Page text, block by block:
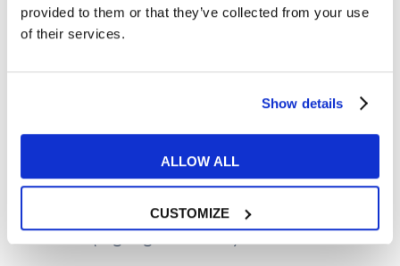
provided to them or that they’ve collected from your use
of their services.
Show details
ALLOW ALL
CUSTOMIZE
Such
Such
Answers (highlight to read):A, C, D, C, A, B,